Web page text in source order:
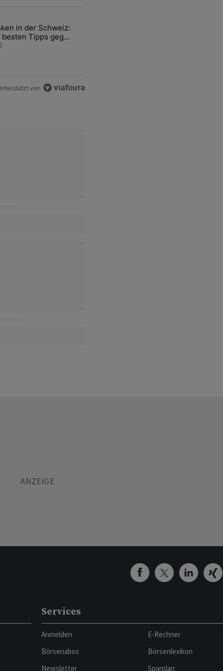
Artikel der letzten 7 days.
Verkauf von WM-Anteilen" mit 2 kommentare.
mit dem Titel "Tanken in der Schweiz: Die besten Tipps gegen
in der Schweiz:
besten Tipps gegen
Sprit
2
von
Services
Anmelden
Börsenabos
Newsletter
E-Rechner
Börsenlexikon
Sparplan